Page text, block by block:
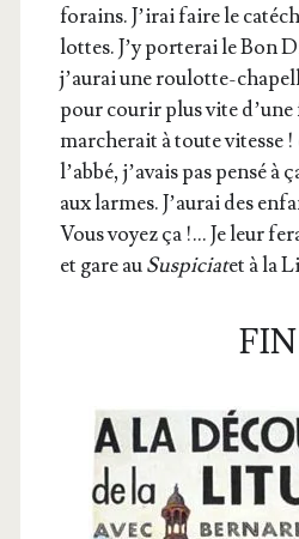
forains. J’irai faire le
lottes. J’y por­te­rai le Bon
j’aurai une rou­lotte-
pour cou­rir plus vite d’une
mar­che­rait à toute vitesse
l’abbé, j’avais pas pen­sé à
aux larmes. J’aurai des
Vous voyez ça !… Je leur
et gare auSus­pi­ciatet à la
FIN